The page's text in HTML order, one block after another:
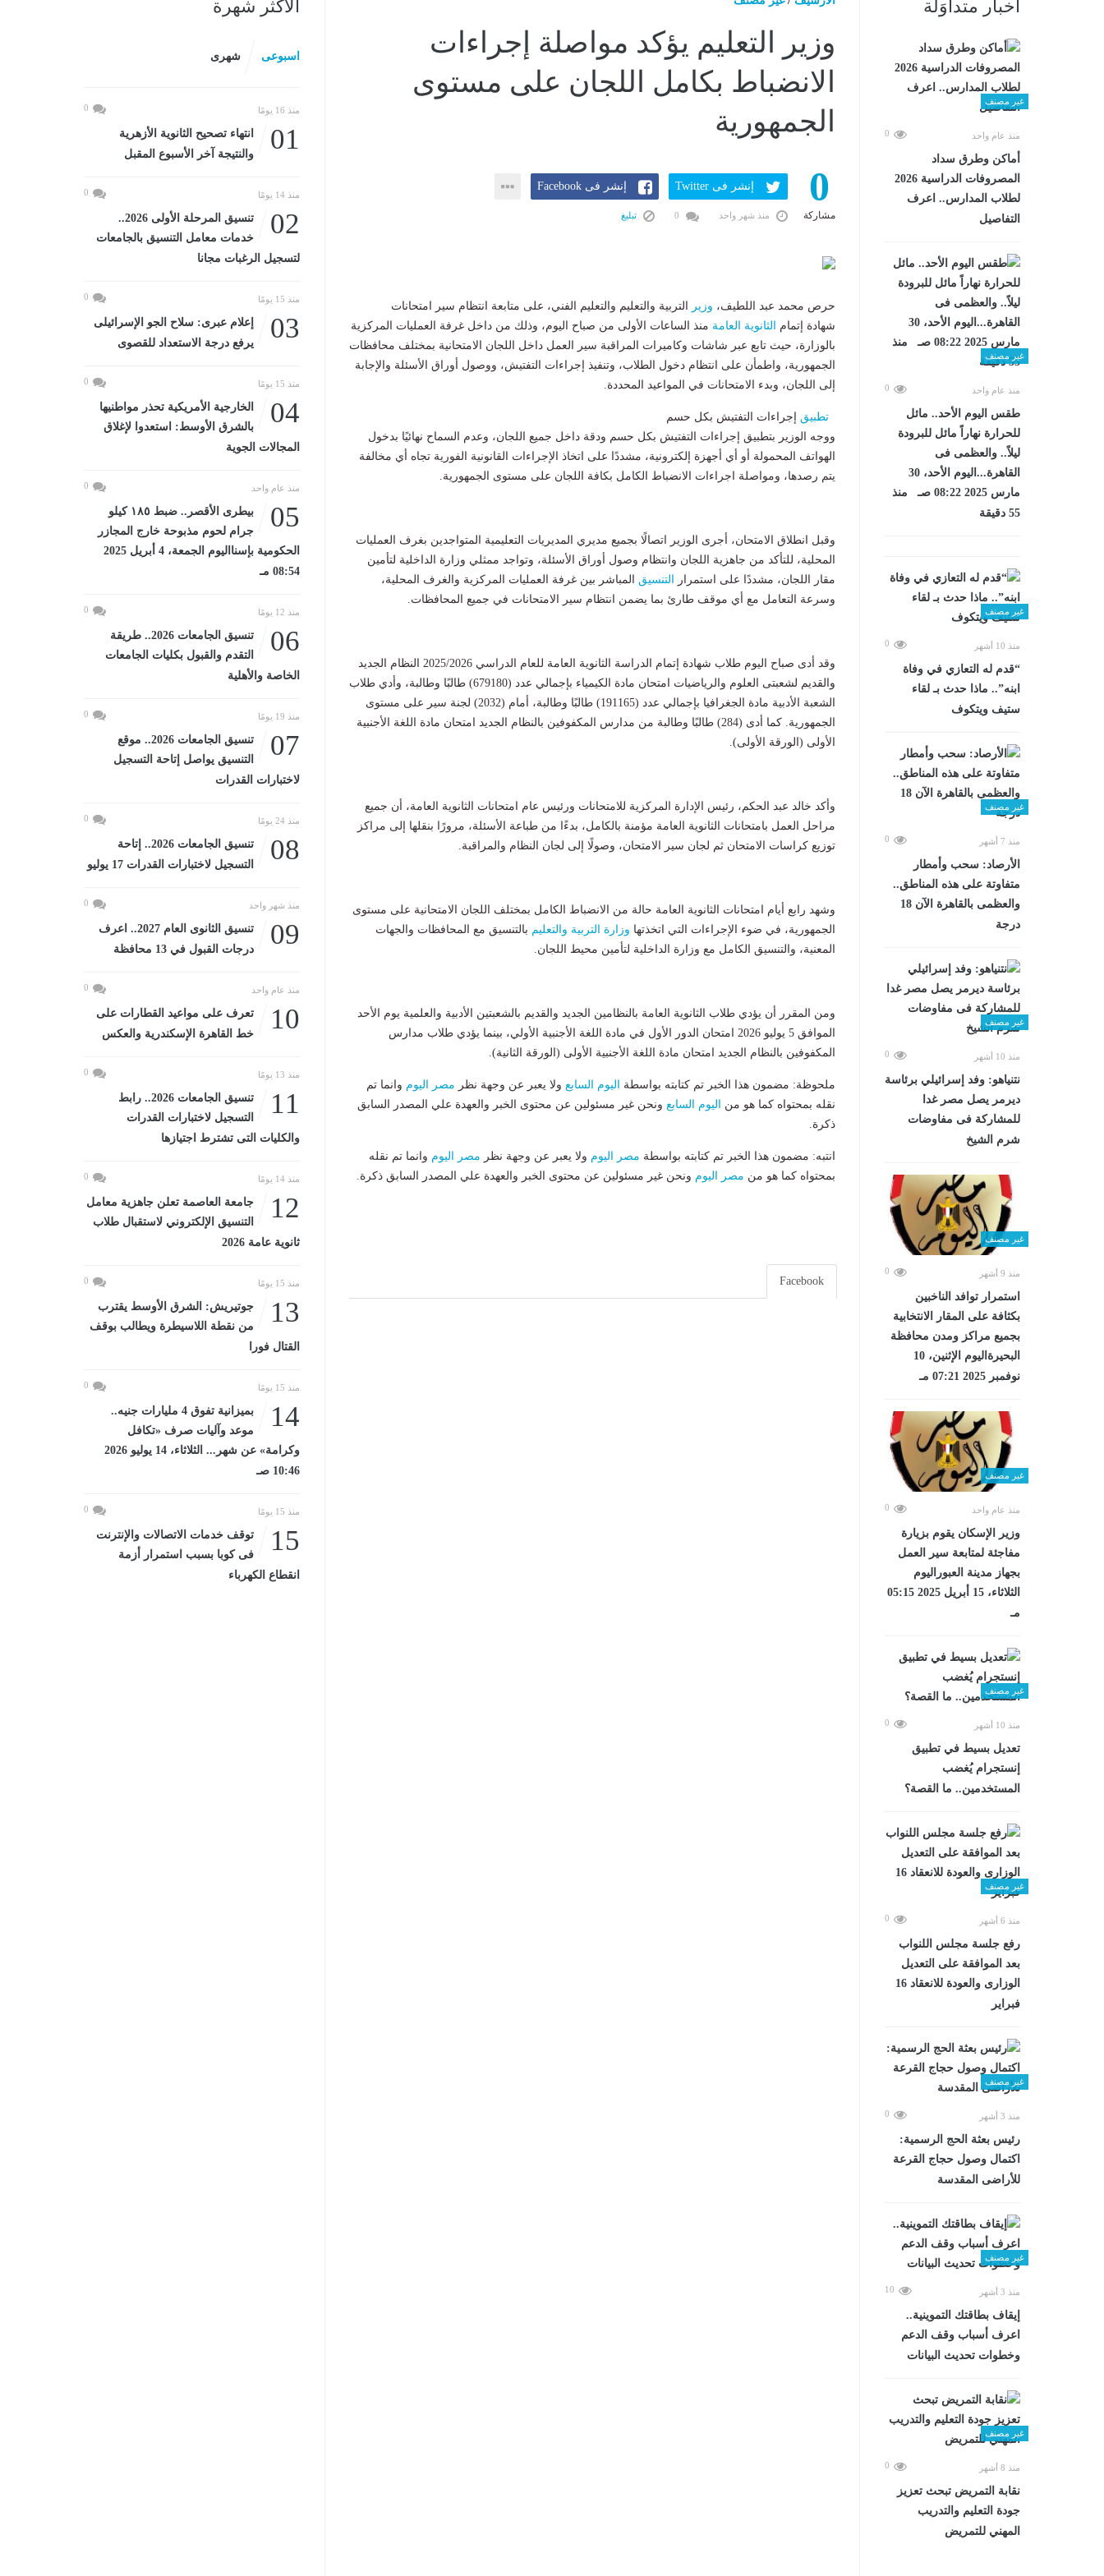
أخبار متداوَلة
غير مصنف
منذ عام واحد 0
أماكن وطرق سداد
المصروفات الدراسية 2026
لطلاب المدارس.. اعرف
التفاصيل
غير مصنف
منذ عام واحد 0
طقس اليوم الأحد.. مائل
للحرارة نهاراً مائل للبرودة
ليلاً.. والعظمى فى
القاهرة...اليوم الأحد، 30
مارس 2025 08:22 صـ منذ
55 دقيقة
غير مصنف
منذ 10 أشهر 0
“قدم له التعازي في وفاة
ابنه”.. ماذا حدث بـ لقاء
ستيف ويتكوف
غير مصنف
منذ 7 أشهر 0
الأرصاد: سحب وأمطار
متفاوتة على هذه المناطق..
والعظمى بالقاهرة الآن 18
درجة
غير مصنف
منذ 10 أشهر 0
نتنياهو: وفد إسرائيلي برئاسة
ديرمر يصل مصر غدا
للمشاركة فى مفاوضات
شرم الشيخ
غير مصنف
منذ 9 أشهر 0
استمرار توافد الناخبين
بكثافة على المقار الانتخابية
بجميع مراكز ومدن محافظة
البحيرةاليوم الإثنين، 10
نوفمبر 2025 07:21 مـ
غير مصنف
منذ عام واحد 0
وزير الإسكان يقوم بزيارة
مفاجئة لمتابعة سير العمل
بجهاز مدينة العبوراليوم
الثلاثاء، 15 أبريل 2025 05:15
مـ
غير مصنف
منذ 10 أشهر 0
تعديل بسيط في تطبيق
إنستجرام يُغضب
المستخدمين.. ما القصة؟
غير مصنف
منذ 6 أشهر 0
رفع جلسة مجلس اللنواب
بعد الموافقة على التعديل
الوزارى والعودة للانعقاد 16
فبراير
غير مصنف
منذ 3 أشهر 0
رئيس بعثة الحج الرسمية:
اكتمال وصول حجاج القرعة
للأراضى المقدسة
غير مصنف
منذ 3 أشهر 10
إيقاف بطاقتك التموينية..
اعرف أسباب وقف الدعم
وخطوات تحديث البيانات
غير مصنف
منذ 8 أشهر 0
نقابة التمريض تبحث تعزيز
جودة التعليم والتدريب
المهني للتمريض
وزير التعليم يؤكد مواصلة إجراءات
الانضباط بكامل اللجان على مستوى
الجمهورية
0
مشاركة
إنشر فى Twitter إنشر فى Facebook
منذ شهر واحد تبليغ
حرص محمد عبد اللطيف، وزير
التربية والتعليم والتعليم الفني، على متابعة انتظام سير امتحانات
شهادة إتمام
الثانوية العامة منذ الساعات الأولى من صباح اليوم، وذلك من داخل غرفة العمليات المركزية
بالوزارة، حيث تابع عبر شاشات وكاميرات المراقبة سير العمل داخل اللجان الامتحانية بمختلف محافظات
الجمهورية، واطمأن على انتظام دخول الطلاب، وتنفيذ إجراءات التفتيش، ووصول أوراق الأسئلة والإجابة
إلى اللجان، وبدء الامتحانات في المواعيد المحددة.
تطبيق إجراءات التفتيش بكل حسم
ووجه الوزير بتطبيق إجراءات التفتيش بكل حسم ودقة داخل جميع اللجان، وعدم السماح نهائيًا بدخول
الهواتف المحمولة أو أي أجهزة إلكترونية، مشددًا على اتخاذ الإجراءات القانونية الفورية تجاه أي مخالفة
يتم رصدها، ومواصلة اجراءات الانضباط الكامل بكافة اللجان على مستوى الجمهورية.
وقبل انطلاق الامتحان، أجرى الوزير اتصالًا بجميع مديري المديريات التعليمية المتواجدين بغرف العمليات
المحلية، للتأكد من جاهزية اللجان وانتظام وصول أوراق الأسئلة، وتواجد ممثلي وزارة الداخلية لتأمين
مقار اللجان، مشددًا على استمرار
التنسيق المباشر بين غرفة العمليات المركزية والغرف المحلية،
وسرعة التعامل مع أي موقف طارئ بما يضمن انتظام سير الامتحانات في جميع المحافظات.
وقد أدى صباح اليوم طلاب شهادة إتمام الدراسة الثانوية العامة للعام الدراسي 2025/2026 النظام الجديد
والقديم لشعبتى العلوم والرياضيات امتحان مادة الكيمياء بإجمالي عدد (679180) طالبًا وطالبة، وأدي طلاب
الشعبة الأدبية مادة الجغرافيا بإجمالي عدد (191165) طالبًا وطالبة، أمام (2032) لجنة سير على مستوى
الجمهورية. كما أدى (284) طالبًا وطالبة من مدارس المكفوفين بالنظام الجديد امتحان مادة اللغة الأجنبية
الأولى (الورقة الأولى).
وأكد خالد عبد الحكم، رئيس الإدارة المركزية للامتحانات ورئيس عام امتحانات الثانوية العامة، أن جميع
مراحل العمل بامتحانات الثانوية العامة مؤمنة بالكامل، بدءًا من طباعة الأسئلة، مرورًا بنقلها إلى مراكز
توزيع كراسات الامتحان ثم لجان سير الامتحان، وصولًا إلى لجان النظام والمراقبة.
وشهد رابع أيام امتحانات الثانوية العامة حالة من الانضباط الكامل بمختلف اللجان الامتحانية على مستوى
الجمهورية، في ضوء الإجراءات التي اتخذتها وزارة التربية والتعليم بالتنسيق مع المحافظات والجهات
المعنية، والتنسيق الكامل مع وزارة الداخلية لتأمين محيط اللجان.
ومن المقرر أن يؤدي طلاب الثانوية العامة بالنظامين الجديد والقديم بالشعبتين الأدبية والعلمية يوم الأحد
الموافق 5 يوليو 2026 امتحان الدور الأول في مادة اللغة الأجنبية الأولي، بينما يؤدي طلاب مدارس
المكفوفين بالنظام الجديد امتحان مادة اللغة الأجنبية الأولى (الورقة الثانية).
ملحوظة: مضمون هذا الخبر تم كتابته بواسطة اليوم السابع ولا يعبر عن وجهة نظر مصر اليوم وانما تم
نقله بمحتواه كما هو من
اليوم السابع ونحن غير مسئولين عن محتوى الخبر والعهدة علي المصدر السابق
ذكرة.
انتبه: مضمون هذا الخبر تم كتابته بواسطة مصر اليوم ولا يعبر عن وجهة نظر مصر اليوم وانما تم نقله
بمحتواه كما هو من مصر اليوم ونحن غير مسئولين عن محتوى الخبر والعهدة علي المصدر السابق ذكرة.
Facebook
الأكثر شهرة
اسبوعى شهرى
منذ 16 يومًا 0
01
انتهاء تصحيح الثانوية الأزهرية
والنتيجة آخر الأسبوع المقبل
منذ 14 يومًا 0
02
تنسيق المرحلة الأولى 2026..
خدمات معامل التنسيق بالجامعات
لتسجيل الرغبات مجانا
منذ 15 يومًا 0
03
إعلام عبرى: سلاح الجو الإسرائيلى
يرفع درجة الاستعداد للقصوى
منذ 15 يومًا 0
04
الخارجية الأمريكية تحذر مواطنيها
بالشرق الأوسط: استعدوا لإغلاق
المجالات الجوية
منذ عام واحد 0
05
بيطرى الأقصر.. ضبط ١٨٥ كيلو
جرام لحوم مذبوحة خارج المجازر
الحكومية بإسنااليوم الجمعة، 4 أبريل 2025
08:54 مـ
منذ 12 يومًا 0
06
تنسيق الجامعات 2026.. طريقة
التقدم والقبول بكليات الجامعات
الخاصة والأهلية
منذ 19 يومًا 0
07
تنسيق الجامعات 2026.. موقع
التنسيق يواصل إتاحة التسجيل
لاختبارات القدرات
منذ 24 يومًا 0
08
تنسيق الجامعات 2026.. إتاحة
التسجيل لاختبارات القدرات 17 يوليو
منذ شهر واحد 0
09
تنسيق الثانوى العام 2027.. اعرف
درجات القبول في 13 محافظة
منذ عام واحد 0
10
تعرف على مواعيد القطارات على
خط القاهرة الإسكندرية والعكس
منذ 13 يومًا 0
11
تنسيق الجامعات 2026.. رابط
التسجيل لاختبارات القدرات
والكليات التى تشترط اجتيازها
منذ 14 يومًا 0
12
جامعة العاصمة تعلن جاهزية معامل
التنسيق الإلكتروني لاستقبال طلاب
ثانوية عامة 2026
منذ 15 يومًا 0
13
جوتيريش: الشرق الأوسط يقترب
من نقطة اللاسيطرة ويطالب بوقف
القتال فورا
منذ 15 يومًا 0
14
بميزانية تفوق 4 مليارات جنيه..
موعد وآليات صرف «تكافل
وكرامة» عن شهر... الثلاثاء، 14 يوليو 2026
10:46 صـ
منذ 15 يومًا 0
15
توقف خدمات الاتصالات والإنترنت
فى كوبا بسبب استمرار أزمة
انقطاع الكهرباء